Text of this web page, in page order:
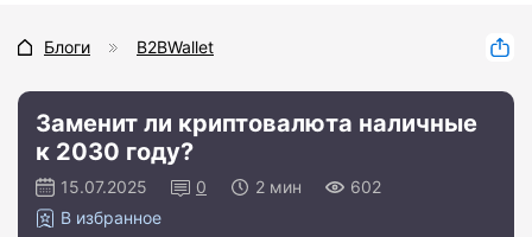
Блоги B2BWallet
Заменит ли криптовалюта наличные
к 2030 году?
15.07.2025 0 2 мин
602
В избранное